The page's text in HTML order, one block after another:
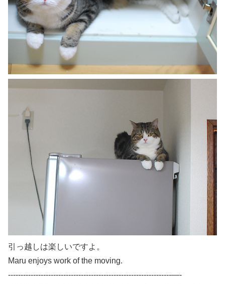
引っ越しは楽しいですよ。
Maru enjoys work of the moving.
-----------------------------------------------------------------—-